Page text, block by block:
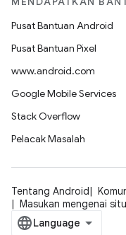
Pusat Bantuan Android
Pusat Bantuan Pixel
www.android.com
Google Mobile Services
Stack Overflow
Pelacak Masalah
Tentang Android
Masukan mengenai